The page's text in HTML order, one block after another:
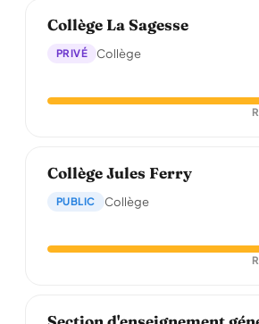
Collège La Sagesse
PRIVÉ Collège
Collège Jules Ferry
PUBLIC Collège